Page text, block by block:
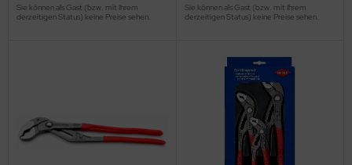
Sie können als Gast (bzw. mit Ihrem
derzeitigen Status) keine Preise sehen.
Sie können als Gast (bzw. mit Ihrem
derzeitigen Status) keine Preise sehen.